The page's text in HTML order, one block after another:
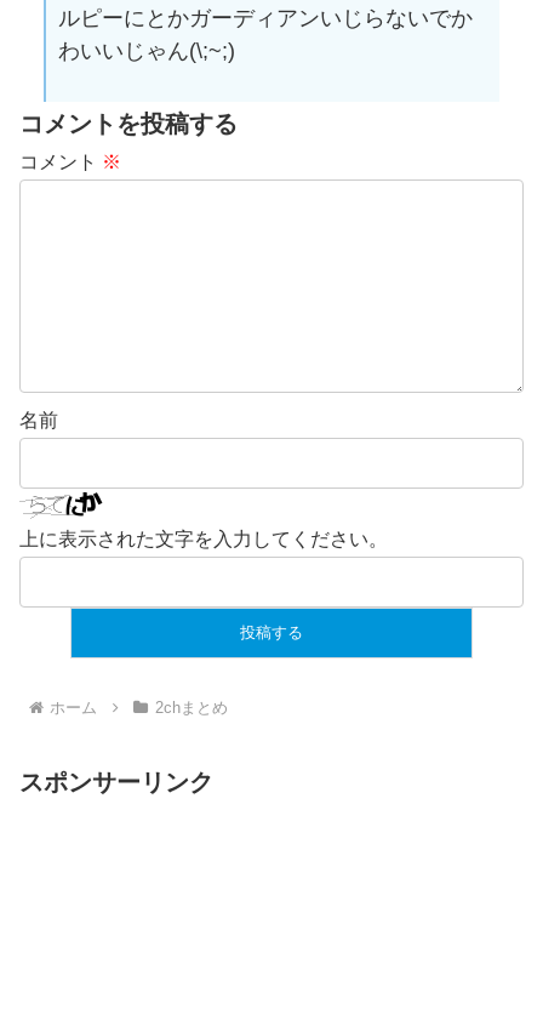
ルピーにとかガーディアンいじらないでか
わいいじゃん(\;~;)
コメントを投稿する
コメント ※
名前
上に表示された文字を入力してください。
ホーム 2chまとめ
スポンサーリンク